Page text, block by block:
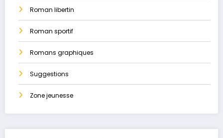
Roman libertin
Roman sportif
Romans graphiques
Suggestions
Zone jeunesse